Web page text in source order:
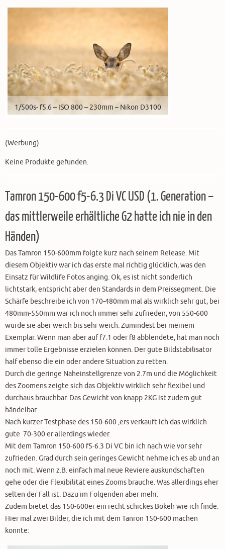
1/500s- f5.6 – ISO 800 – 230mm – Nikon D3100
(Werbung)
Keine Produkte gefunden.
Tamron 150-600 f5-6.3 Di VC USD (1. Generation –
das mittlerweile erhältliche G2 hatte ich nie in den
Händen)
Das Tamron 150-600mm folgte kurz nach seinem Release. Mit
diesem Objektiv war ich das erste mal richtig glücklich, was den
Einsatz für Wildlife Fotos anging. Ok, es ist nicht sonderlich
lichtstark, entspricht aber den Standards in dem Preissegment. Die
Schärfe beschreibe ich von 170-480mm mal als wirklich sehr gut, bei
480mm-550mm war ich noch immer sehr zufrieden, von 550-600
wurde sie aber weich bis sehr weich. Zumindest bei meinem
Exemplar. Wenn man aber auf f7.1 oder f8 abblendete, hat man noch
immer tolle Ergebnisse erzielen können. Der gute Bildstabilisator
half ebenso die ein oder andere Situation zu retten.
Durch die geringe Naheinstellgrenze von 2.7m und die Möglichkeit
des Zoomens zeigte sich das Objektiv wirklich sehr flexibel und
durchaus brauchbar. Das Gewicht von knapp 2KG ist zudem gut
händelbar.
Nach kurzer Testphase des 150-600 ‚ers verkauft ich das wirklich
gute 70-300 er allerdings wieder.
Mit dem Tamron 150-600 f5-6.3 Di VC bin ich nach wie vor sehr
zufrieden. Grad durch sein geringes Gewicht nehme ich es ab und an
noch mit. Wenn z.B. einfach mal neue Reviere auskundschaften
gehe oder die Flexibilität eines Zooms brauche. Was allerdings eher
selten der Fall ist. Dazu im Folgenden aber mehr.
Zudem bietet das 150-600er ein recht schickes Bokeh wie ich finde.
Hier mal zwei Bilder, die ich mit dem Tanron 150-600 machen
konnte: